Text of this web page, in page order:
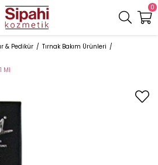
0
& Pedikür Tırnak Bakım Ürünleri
Ml